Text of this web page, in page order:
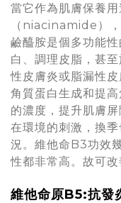
當它作為肌膚保養
（niacinamide）
鹼醯胺是個多功能
白、調理皮脂，甚
性皮膚炎或脂漏性
角質蛋白生成和提
的濃度，提升肌膚
在環境的刺激，換
況。維他命B3功效
性都非常高。故可改
維他命原B5:抗發